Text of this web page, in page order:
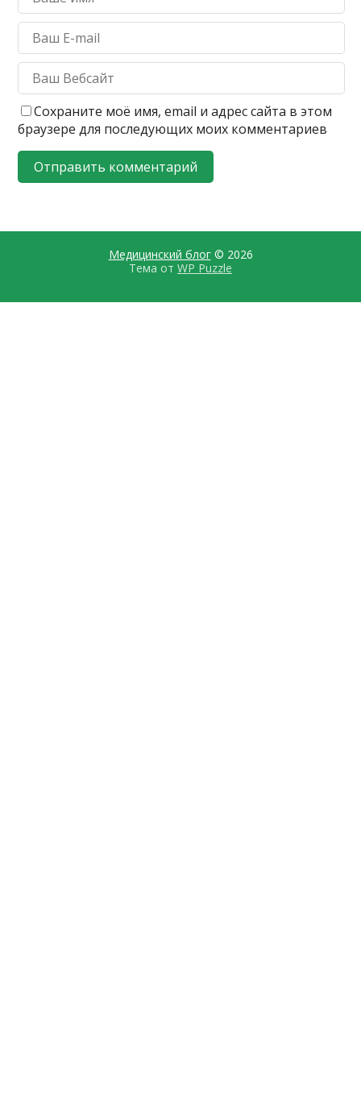
Сохраните моё имя, email и адрес сайта в этом
браузере для последующих моих комментариев
Медицинский блог© 2026
Тема от WP Puzzle